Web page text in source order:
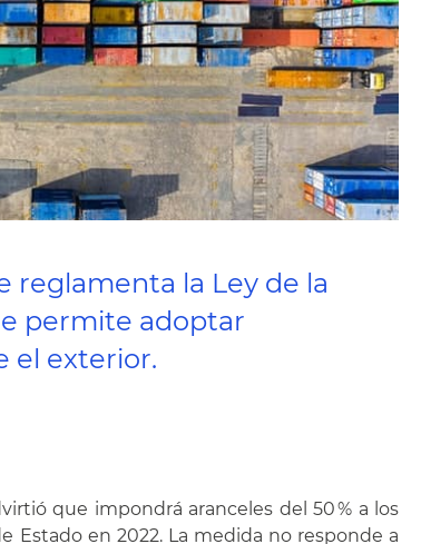
reglamenta la Ley de la
permite adoptar
el exterior.
que impondrá aranceles del 50 % a los
Estado en 2022. La medida no responde a